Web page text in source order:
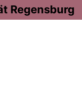
Regensburg